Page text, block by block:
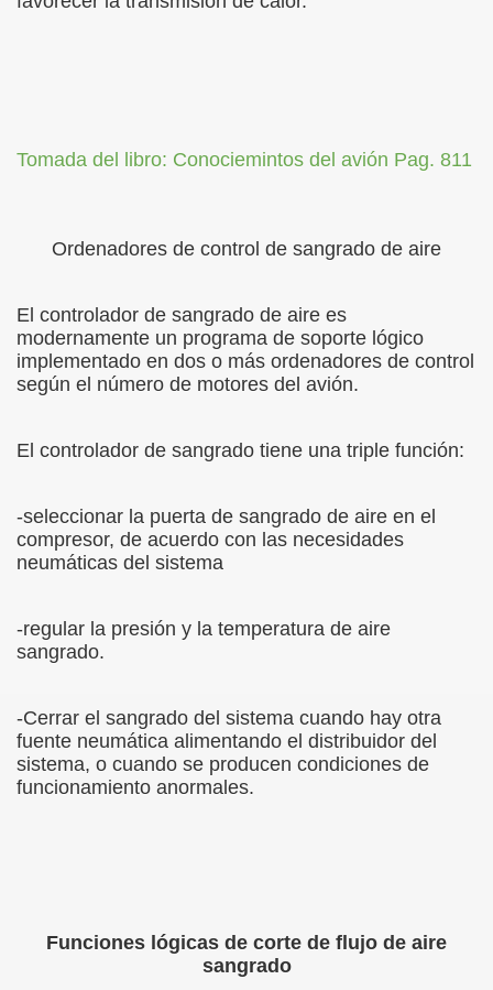
Tomada del libro: Conociemintos del avión Pag. 811
Ordenadores de control de sangrado de aire
El controlador de sangrado de aire es
modernamente un programa de soporte lógico
implementado en dos o más ordenadores de control
según el número de motores del avión.
El controlador de sangrado tiene una triple función:
-seleccionar la puerta de sangrado de aire en el
compresor, de acuerdo con las necesidades
neumáticas del sistema
-regular la presión y la temperatura de aire
sangrado.
-Cerrar el sangrado del sistema cuando hay otra
fuente neumática alimentando el distribuidor del
sistema, o cuando se producen condiciones de
funcionamiento anormales.
Funciones lógicas de corte de flujo de aire
sangrado